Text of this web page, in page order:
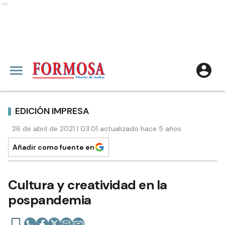
Ads
EDICIÓN IMPRESA
26 de abril de 2021 | 03:01 actualizado hace 5 años
Añadir como fuente en
Cultura y creatividad en la
pospandemia